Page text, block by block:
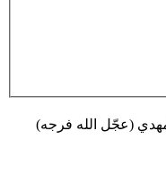
(عجّل الله فرجه)